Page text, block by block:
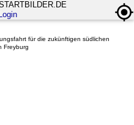
Login
für die zukünftigen südlichen
Freyburg